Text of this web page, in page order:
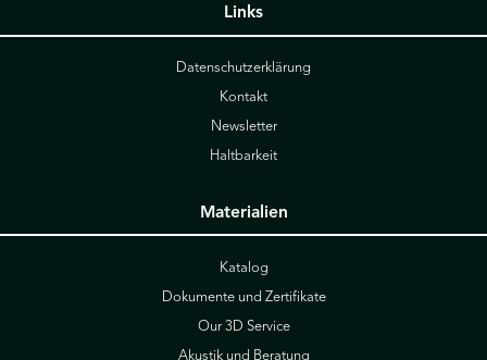
Links
Datenschutzerklärung
Kontakt
Newsletter
Haltbarkeit
Materialien
Katalog
Dokumente und Zertifikate
Our 3D Service
Akustik und Beratung